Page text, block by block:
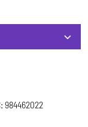
984462022